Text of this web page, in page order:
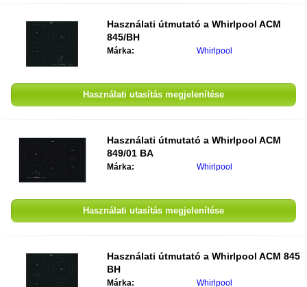
Használati útmutató a Whirlpool ACM
845/BH
Márka: Whirlpool
Használati utasítás megjelenítése
Használati útmutató a Whirlpool ACM
849/01 BA
Márka: Whirlpool
Használati utasítás megjelenítése
Használati útmutató a Whirlpool ACM 845
BH
Márka: Whirlpool